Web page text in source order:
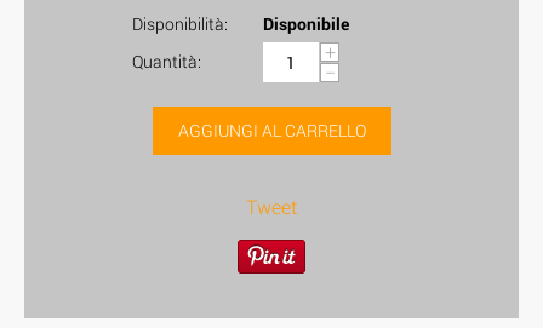
Disponibilità:
Disponibile
Quantità:
+
−
AGGIUNGI AL CARRELLO
Tweet